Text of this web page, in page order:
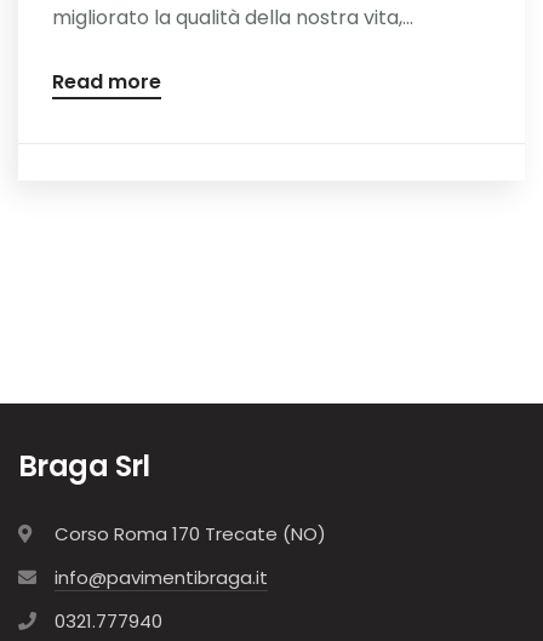
migliorato la qualità della nostra vita,...
Read more
Braga Srl
Corso Roma 170 Trecate (NO)
info@pavimentibraga.it
0321.777940